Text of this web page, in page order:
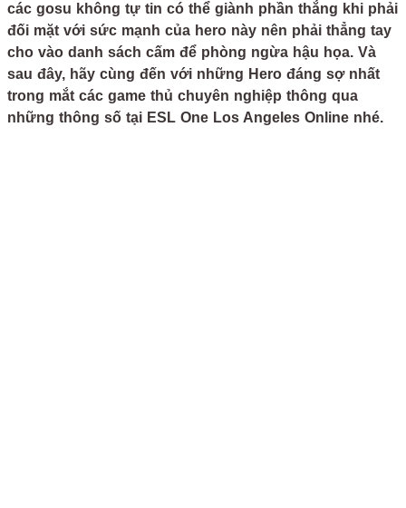
các gosu không tự tin có thể giành phần thắng khi phải
đối mặt với sức mạnh của hero này nên phải thẳng tay
cho vào danh sách cấm để phòng ngừa hậu họa. Và
sau đây, hãy cùng đến với những Hero đáng sợ nhất
trong mắt các game thủ chuyên nghiệp thông qua
những thông số tại ESL One Los Angeles Online nhé.